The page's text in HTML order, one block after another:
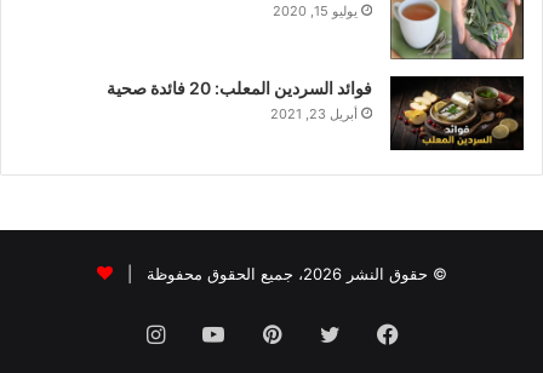
يوليو 15, 2020
فوائد السردين المعلب: 20 فائدة صحية
أبريل 23, 2021
© حقوق النشر 2026، جميع الحقوق محفوظة |
فيسبوك تويتر بينتيريستيوتيوبانستقرام